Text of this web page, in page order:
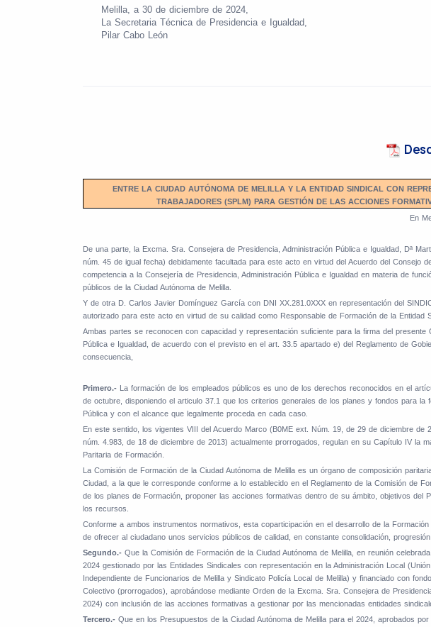
Melilla, a 30 de diciembre de 2024,
La Secretaria Técnica de Presidencia e Igualdad,
Pilar Cabo León
ENTRE LA CIUDAD AUTÓNOMA DE MELILLA Y LA ENTIDAD SINDICAL CON
TRABAJADORES (SPLM) PARA GESTIÓN DE LAS ACCIONES
En
De una parte, la Excma. Sra. Consejera de Presidencia, Administración Pública e Igualdad, Dª
núm. 45 de igual fecha) debidamente facultada para este acto en virtud del Acuerdo del
competencia a la Consejería de Presidencia, Administración Pública e Igualdad en materia de
públicos de la Ciudad Autónoma de Melilla.
Y de otra D. Carlos Javier Domínguez García con DNI XX.281.0XXX en representación del
autorizado para este acto en virtud de su calidad como Responsable de Formación de la Entidad
Ambas partes se reconocen con capacidad y representación suficiente para la firma del
Pública e Igualdad, de acuerdo con el previsto en el art. 33.5 apartado e) del Reglamento de
consecuencia,
Primero.-
La formación de los empleados públicos es uno de los derechos reconocidos en el
de octubre, disponiendo el articulo 37.1 que los criterios generales de los planes y fondos para
Pública y con el alcance que legalmente proceda en cada caso.
En este sentido, los vigentes VIII del Acuerdo Marco (B0ME ext. Núm. 19, de 29 de diciembre
núm. 4.983, de 18 de diciembre de 2013) actualmente prorrogados, regulan en su Capítulo IV la
Paritaria de Formación.
La Comisión de Formación de la Ciudad Autónoma de Melilla es un órgano de composición
Ciudad, a la que le corresponde conforme a lo establecido en el Reglamento de la Comisión de
de los planes de Formación, proponer las acciones formativas dentro de su ámbito, objetivos
los recursos.
Conforme a ambos instrumentos normativos, esta coparticipación en el desarrollo de la
de ofrecer al ciudadano unos servicios públicos de calidad, en constante consolidación,
Segundo.- Que la Comisión de Formación de la Ciudad Autónoma de Melilla, en reunión
2024 gestionado por las Entidades Sindicales con representación en la Administración Local
Independiente de Funcionarios de Melilla y Sindicato Policía Local de Melilla) y financiado con
Colectivo (prorrogados), aprobándose mediante Orden de la Excma. Sra. Consejera de
2024) con inclusión de las acciones formativas a gestionar por las mencionadas entidades
Tercero.- Que en los Presupuestos de la Ciudad Autónoma de Melilla para el 2024, aprobados